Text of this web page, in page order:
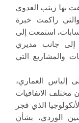
بها زينب العدوي
والتي راكمت خبرة
استمعت إلى
إلى جانب مديري
والمشاريع التي
إلياس العماري،
الاتفاقيات
الذي فجر
الوردي، بشأن